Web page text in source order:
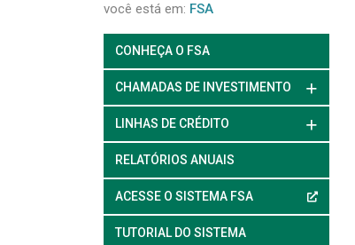
você está em: FSA
CONHEÇA O FSA
CHAMADAS DE INVESTIMENTO
LINHAS DE CRÉDITO
RELATÓRIOS ANUAIS
ACESSE O SISTEMA FSA
TUTORIAL DO SISTEMA